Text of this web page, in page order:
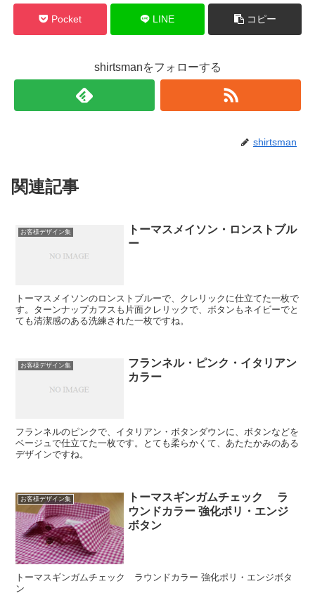
Pocket LINE コピー
shirtsmanをフォローする
shirtsman
関連記事
お客様デザイン集
トーマスメイソン・ロンストブル
ー
トーマスメイソンのロンストブルーで、クレリックに仕立てた一枚で
す。ターンナップカフスも片面クレリックで、ボタンもネイビーでと
ても清潔感のある洗練された一枚ですね。
お客様デザイン集
フランネル・ピンク・イタリアン
カラー
フランネルのピンクで、イタリアン・ボタンダウンに、ボタンなどを
ベージュで仕立てた一枚です。とても柔らかくて、あたたかみのある
デザインですね。
お客様デザイン集
トーマスギンガムチェック ラ
ウンドカラー 強化ポリ・エンジ
ボタン
トーマスギンガムチェック ラウンドカラー 強化ポリ・エンジボタ
ン